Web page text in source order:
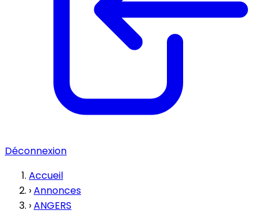
Déconnexion
Accueil
›Annonces
›ANGERS